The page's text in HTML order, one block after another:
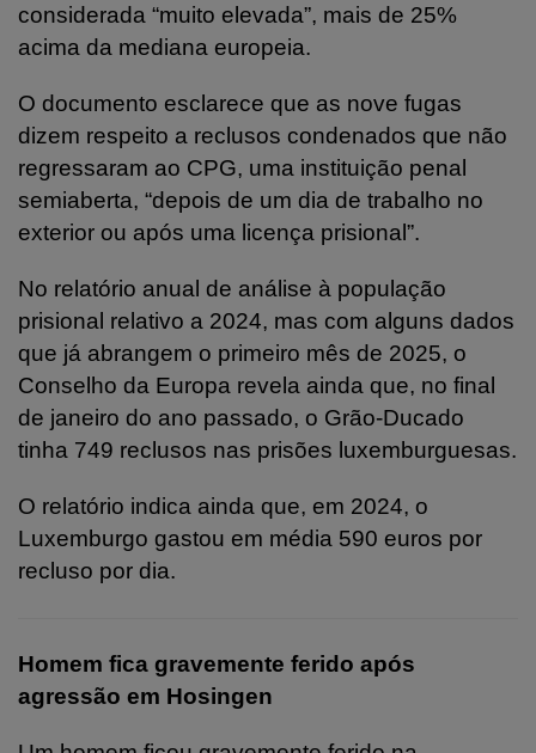
considerada “muito elevada”, mais de 25%
acima da mediana europeia.
O documento esclarece que as nove fugas
dizem respeito a reclusos condenados que não
regressaram ao CPG, uma instituição penal
semiaberta, “depois de um dia de trabalho no
exterior ou após uma licença prisional”.
No relatório anual de análise à população
prisional relativo a 2024, mas com alguns dados
que já abrangem o primeiro mês de 2025, o
Conselho da Europa revela ainda que, no final
de janeiro do ano passado, o Grão-Ducado
tinha 749 reclusos nas prisões luxemburguesas.
O relatório indica ainda que, em 2024, o
Luxemburgo gastou em média 590 euros por
recluso por dia.
Homem fica gravemente ferido após
agressão em Hosingen